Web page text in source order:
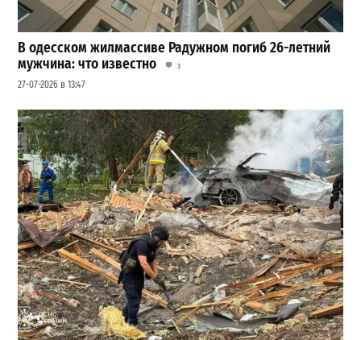
В одесском жилмассиве Радужном погиб 26-летний
мужчина: что известно
3
27-07-2026 в 13:47